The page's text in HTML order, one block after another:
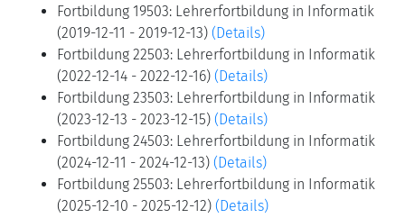
Fortbildung 19503: Lehrerfortbildung in Informatik
(2019-12-11 - 2019-12-13) (Details)
Fortbildung 22503: Lehrerfortbildung in Informatik
(2022-12-14 - 2022-12-16) (Details)
Fortbildung 23503: Lehrerfortbildung in Informatik
(2023-12-13 - 2023-12-15) (Details)
Fortbildung 24503: Lehrerfortbildung in Informatik
(2024-12-11 - 2024-12-13) (Details)
Fortbildung 25503: Lehrerfortbildung in Informatik
(2025-12-10 - 2025-12-12) (Details)